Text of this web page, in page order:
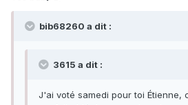
bib68260 a dit :
3615 a dit :
J'ai voté samedi pour toi Étienne,